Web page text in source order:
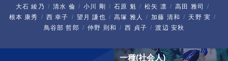
大石 綾乃 清水 倫 小川 剛 石原 魁 松矢 凛
高田 雅司
根本 康秀
西 幸子 望月 謙也 高塚 雅人 加藤 清和
天野 実
鳥谷部 哲郎
仲野 則和 西 貞子 渡辺 安秋
一種(社会人)